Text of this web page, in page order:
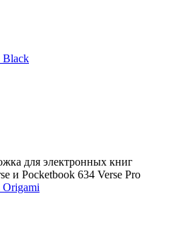
Black
для электронных книг
и Pocketbook 634 Verse Pro
Origami